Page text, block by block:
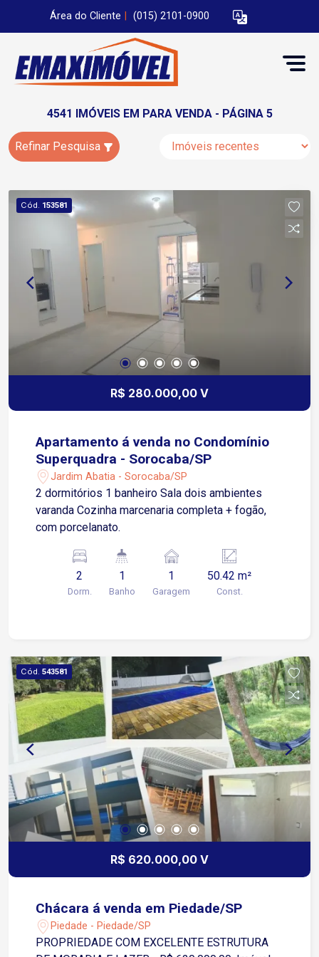
Área do Cliente (015) 2101-0900
4541 IMÓVEIS EM PARA VENDA - PÁGINA 5
Refinar Pesquisa
Cód. 153581
R$ 280.000,00 V
Apartamento á venda no Condomínio
Superquadra - Sorocaba/SP
Jardim Abatia - Sorocaba/SP
2 dormitórios 1 banheiro Sala dois ambientes
varanda Cozinha marcenaria completa + fogão,
com porcelanato.
2
Dorm.
1
Banho
1
Garagem
50.42 m²
Const.
Cód. 543581
R$ 620.000,00 V
Chácara á venda em Piedade/SP
Piedade - Piedade/SP
PROPRIEDADE COM EXCELENTE ESTRUTURA